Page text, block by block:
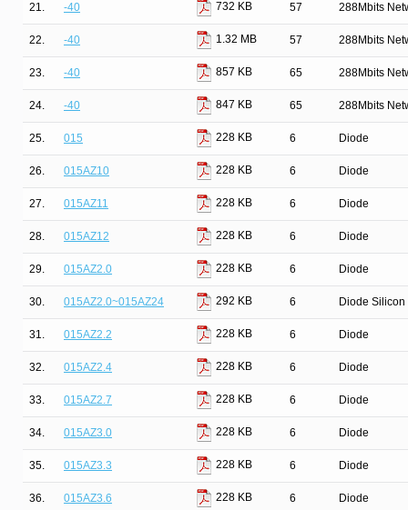
21. -40 732 KB 57 288Mbits
22. -40 1.32 MB 57 288Mbits
23. -40 857 KB 65 288Mbits
24. -40 847 KB 65 288Mbits
25. 015 228 KB 6 Diode
26. 015AZ10 228 KB 6 Diode
27. 015AZ11 228 KB 6 Diode
28. 015AZ12 228 KB 6 Diode
29. 015AZ2.0 228 KB 6 Diode
30. 015AZ2.0~015AZ24 292 KB 6 Diode
31. 015AZ2.2 228 KB 6 Diode
32. 015AZ2.4 228 KB 6 Diode
33. 015AZ2.7 228 KB 6 Diode
34. 015AZ3.0 228 KB 6 Diode
35. 015AZ3.3 228 KB 6 Diode
36. 015AZ3.6 228 KB 6 Diode